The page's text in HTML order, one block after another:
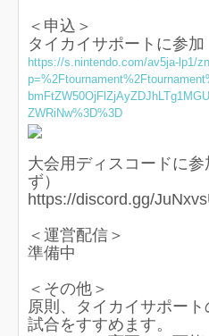
＜申込＞
タイカイサポートに参加
https://s.nintendo.com/av5ja-lp1/
ZWRiNw%3D%3D
大会用ディスコードに
ず）
https://discord.gg/
＜運営配信＞
準備中
＜その他＞
原則、タイカイサポート
試合をすすめます。